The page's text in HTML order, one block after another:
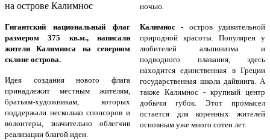
Гигантский национальный флаг
размером 375 кв.м., написали
жители Калимноса на северном
склоне острова.
Идея создания нового флага
принадлежит местным жителям,
братьям-художникам, которых
поддержали несколько спонсоров и
волонтеры, значительно облегчив
реализации благой идеи.
ночью.
Калимнос - остров удивительной
природной красоты. Популярен у
любителей альпинизма и
подводного плавания, здесь
находится единственная в Греции
государственная школа дайвинга. А
также Калимнос - крупный центр
добычи губок. Этот промысел
остается для коренных жителей
основным уже много сотен лет.